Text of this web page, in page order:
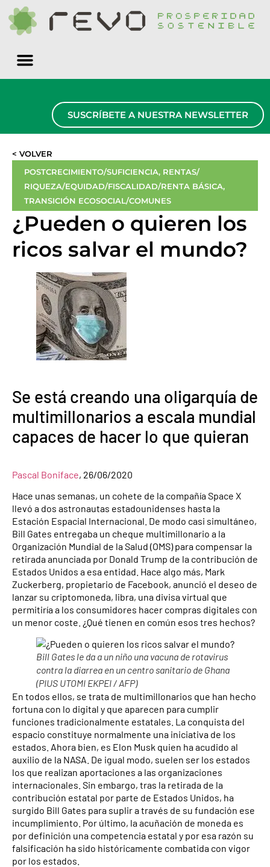
SUSCRÍBETE A NUESTRA NEWSLETTER
< VOLVER
POSTCRECIMIENTO/SUFICIENCIA, RENTAS/
RIQUEZA/EQUIDAD/FISCALIDAD/RENTA BÁSICA,
TRANSICIÓN ECOSOCIAL/COMUNES
¿Pueden o quieren los
ricos salvar el mundo?
Se está creando una oligarquía de
multimillonarios a escala mundial
capaces de hacer lo que quieran
Pascal Boniface, 26/06/2020
Hace unas semanas, un cohete de la compañía Space X
llevó a dos astronautas estadounidenses hasta la
Estación Espacial Internacional. De modo casi simultáneo,
Bill Gates entregaba un cheque multimillonario a la
Organización Mundial de la Salud (OMS) para compensar la
retirada anunciada por Donald Trump de la contribución de
Estados Unidos a esa entidad. Hace algo más, Mark
Zuckerberg, propietario de Facebook, anunció el deseo de
lanzar su criptomoneda, libra, una divisa virtual que
permitiría a los consumidores hacer compras digitales con
un menor coste. ¿Qué tienen en común esos tres hechos?
Bill Gates le da a un niño una vacuna de rotavirus
contra la diarrea en un centro sanitario de Ghana
(PIUS UTOMI EKPEI / AFP)
En todos ellos, se trata de multimillonarios que han hecho
fortuna con lo digital y que aparecen para cumplir
funciones tradicionalmente estatales. La conquista del
espacio constituye normalmente una iniciativa de los
estados. Ahora bien, es Elon Musk quien ha acudido al
auxilio de la NASA. De igual modo, suelen ser los estados
los que realizan aportaciones a las organizaciones
internacionales. Sin embargo, tras la retirada de la
contribución estatal por parte de Estados Unidos, ha
surgido Bill Gates para suplir a través de su fundación ese
incumplimiento. Por último, la acuñación de moneda es
por definición una competencia estatal y por esa razón su
falsificación ha sido históricamente combatida con vigor
por los estados.